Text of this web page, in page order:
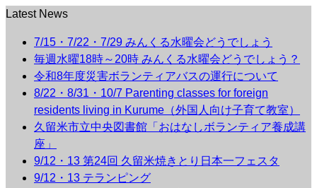
Latest News
7/15・7/22・7/29 みんくる水曜会どうでしょう
毎週水曜18時～20時 みんくる水曜会どうでしょう？
令和8年度災害ボランティアバスの運行について
8/22・8/31・10/7 Parenting classes for foreign
residents living in Kurume（外国人向け子育て教室）
久留米市立中央図書館「おはなしボランティア養成講
座」
9/12・13 第24回 久留米焼きとり日本一フェスタ
9/12・13 テランピング